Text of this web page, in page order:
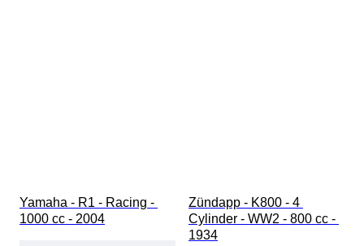
Yamaha - R1 - Racing -
1000 cc - 2004
Zündapp - K800 - 4
Cylinder - WW2 - 800 cc -
1934